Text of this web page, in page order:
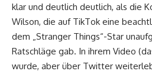
klar und deutlich deutlich, als die
Wilson, die auf TikTok eine
dem „Stranger Things“-Star
Ratschläge gab. In ihrem Video
wurde, aber über Twitter